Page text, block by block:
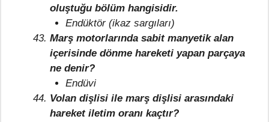
oluştuğu bölüm hangisidir.
Endüktör (ikaz sargıları)
Marş motorlarında sabit manyetik alan
içerisinde dönme hareketi yapan parçaya
ne denir?
Endüvi
Volan dişlisi ile marş dişlisi arasındaki
hareket iletim oranı kaçtır?